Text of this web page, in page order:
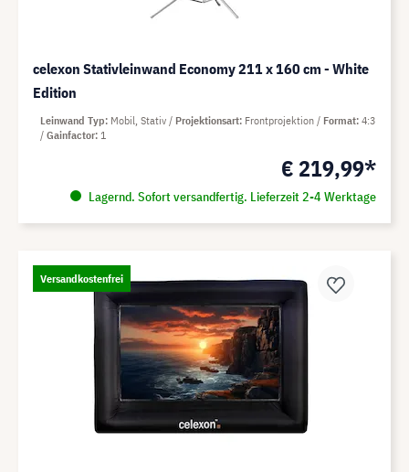
celexon Stativleinwand Economy 211 x 160 cm - White
Edition
€ 219,99*
Lagernd. Sofort versandfertig. Lieferzeit 2-4 Werktage
Leinwand Typ Mobil, Stativ Projektionsart Frontprojektion Format 4:3
Gainfactor 1
Versandkostenfrei